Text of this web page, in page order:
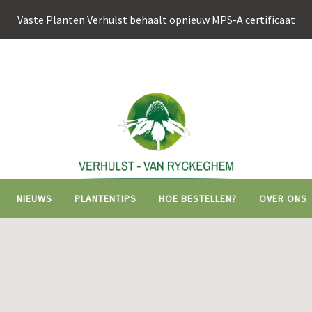
Vaste Planten Verhulst behaalt opnieuw MPS-A certificaat
Hoofdnavigatie
NIEUWS PLANTENTIPS HOE BESTELLEN? OVER ONS